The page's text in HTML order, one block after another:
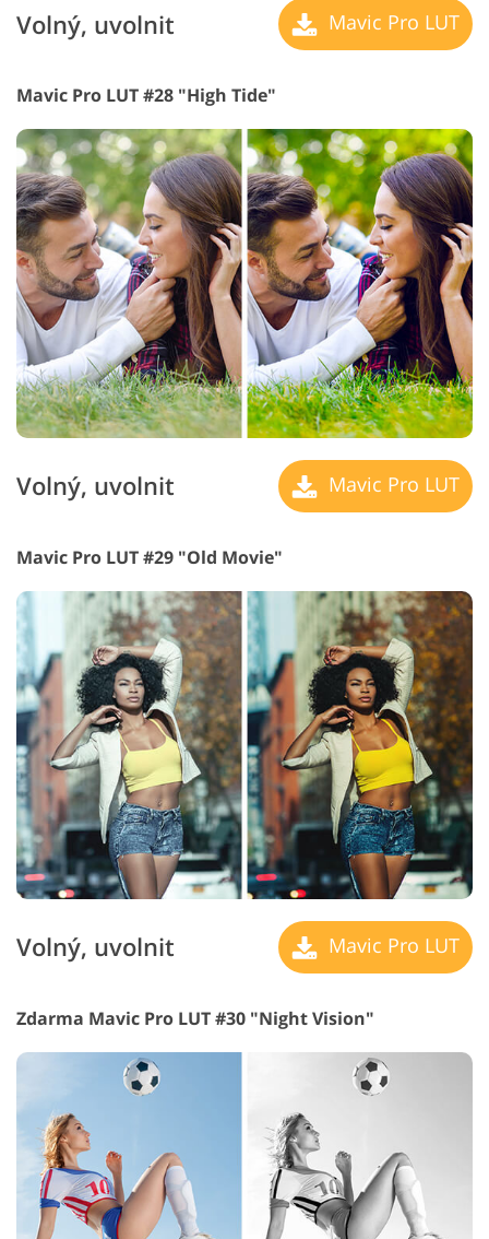
Volný, uvolnit Mavic Pro LUT
Mavic Pro LUT #28 "High Tide"
Volný, uvolnit Mavic Pro LUT
Mavic Pro LUT #29 "Old Movie"
Volný, uvolnit Mavic Pro LUT
Zdarma Mavic Pro LUT #30 "Night Vision"